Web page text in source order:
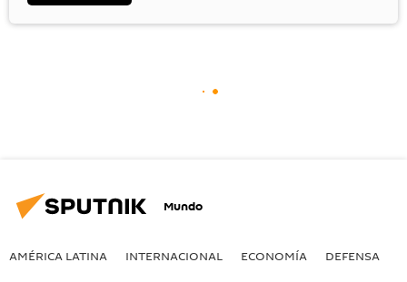
Mundo
AMÉRICA LATINA INTERNACIONAL ECONOMÍA DEFENSA